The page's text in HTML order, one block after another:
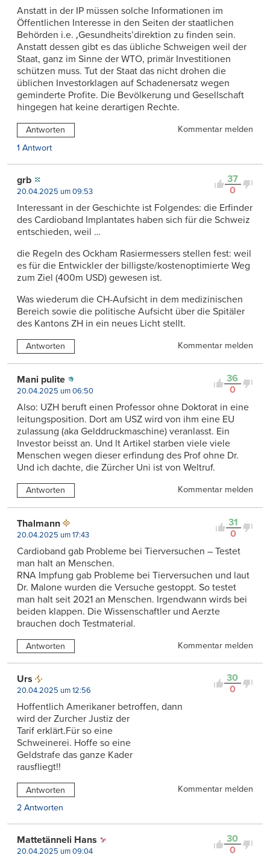
Anstatt in der IP müssen solche Informationen im
Öffentlichen Interesse in den Seiten der staatlichen
Behörden i.e. ‚Gesundheits’direktion zu finden sein.
Anstatt dessen gibt es das übliche Schweigen weil der
Staat, ganz im Sinne der WTO, primär Investitionen
schützen muss. Tut der Staat das nicht drohen die
üblichen Investorklagen auf Schadenersatz wegen
geminderte Profite. Die Bevölkerung und Gesellschaft
hingegen hat keine derartigen Rechte.
Antworten
Kommentar melden
1 Antwort
37
0
grb
20.04.2025 um 09:53
Interessant in der Geschichte ist Folgendes: die Erfinder
des Cardioband Implantates haben sich für die Schweiz
entschieden, weil …
die Regeln des Ockham Rasiermessers stellen fest: weil
es für die Entwickler der billigste/kostenoptimierte Weg
zum Ziel (400m USD) gewesen ist.
Was wiederum die CH-Aufsicht in dem medizinischen
Bereich sowie die politische Aufsicht über die Spitäler
des Kantons ZH in ein neues Licht stellt.
Antworten Kommentar melden
36
0
Mani pulite
20.04.2025 um 06:50
Also: UZH beruft einen Professor ohne Doktorat in eine
leitungsposition. Dort am USZ wird von ihm eine EU
zulassung (aka Gelddruckmaschine) veranlasst. Ein
Investor beisst an. Und lt Artikel starben viele viele
Menschen wegen dieser erfindung des Prof ohne Dr.
Und ich dachte, die Zürcher Uni ist von Weltruf.
Antworten Kommentar melden
31
0
Thalmann
20.04.2025 um 17:43
Cardioband gab Probleme bei Tierversuchen – Testet
man halt an Menschen.
RNA Impfung gab Probleme bei Tierversuchen und laut
Dr. Malone wurden die Versuche gestoppt. So testet
man halt seit 2021 an Menschen. Irgendwann wirds bei
beiden klappen. Die Wissenschaftler und Aerzte
brauchen doch Testmaterial.
Antworten Kommentar melden
30
0
Urs
20.04.2025 um 12:56
Hoffentlich Amerikaner betroffen, dann
wird der Zurcher Justiz der
Tarif erklärt.Für so eine
Schweinerei. Hoffe so eine
Geldstrafe das ganze Kader
rausfliegt!!
Antworten
Kommentar melden
2 Antworten
30
0
Mattetänneli Hans
20.04.2025 um 09:04